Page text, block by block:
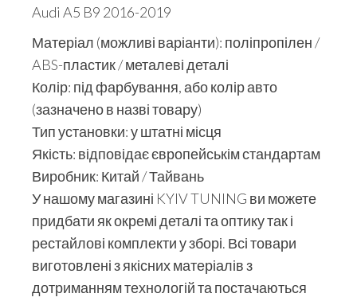
Audi A5 B9 2016-2019
Матеріал (можливі варіанти): поліпропілен /
ABS-пластик / металеві деталі
Колір: під фарбування, або колір авто
(зазначено в назві товару)
Тип установки: у штатні місця
Якість: відповідає європейськім стандартам
Виробник: Китай / Тайвань
У нашому магазині KYIV TUNING ви можете
придбати як окремі деталі та оптику так і
рестайлові комплекти у зборі. Всі товари
виготовлені з якісних матеріалів з
дотриманням технологій та постачаються